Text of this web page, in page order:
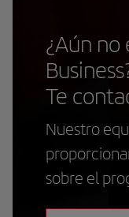
¿Aún no
Te
Nuestro
sobre el